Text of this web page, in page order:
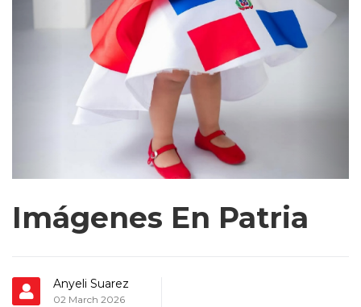
Imágenes En Patria
Anyeli Suarez
02 March 2026